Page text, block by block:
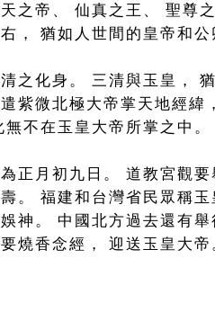
之帝、 仙真之王、 聖尊
， 猶如人世間的皇帝和
之化身。 三清與玉皇，
紫微北極大帝掌天地經
不在玉皇大帝所掌之中。
正月初九日。 道教宮觀
壽。 福建和台灣省民眾稱
神。 中國北方過去還有
燒香念經， 迎送玉皇大帝